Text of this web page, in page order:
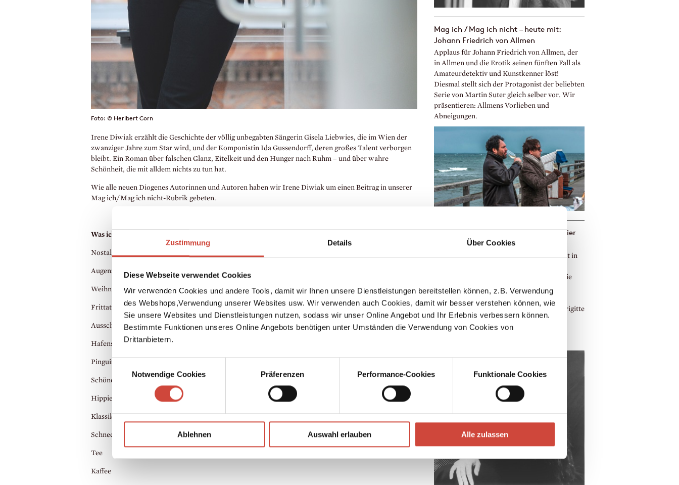
Zustimmung Details Über Cookies
Diese Webseite verwendet Cookies
Wir verwenden Cookies und andere Tools, damit wir Ihnen unsere Dienstleistungen bereitstellen können, z.B. Verwendung
des Webshops,Verwendung unserer Websites usw. Wir verwenden auch Cookies, damit wir besser verstehen können, wie
Sie unsere Websites und Dienstleistungen nutzen, sodass wir unser Online Angebot und Ihr Erlebnis verbessern können.
Bestimmte Funktionen unseres Online Angebots benötigen unter Umständen die Verwendung von Cookies von
Drittanbietern.
Einwilligungsauswahl
Notwendige Cookies
Präferenzen Performance-Cookies Funktionale Cookies
Ablehnen Auswahl erlauben Alle zulassen
Foto: © Heribert Corn
Irene Diwiak erzählt die Geschichte der völlig unbegabten Sängerin Gisela Liebwies, die im Wien der
zwanziger Jahre zum Star wird, und der Komponistin Ida Gussendorff, deren großes Talent verborgen
bleibt. Ein Roman über falschen Glanz, Eitelkeit und den Hunger nach Ruhm – und über wahre
Schönheit, die mit alldem nichts zu tun hat.
Wie alle neuen Diogenes Autorinnen und Autoren haben wir Irene Diwiak um einen Beitrag in unserer
Mag ich/Mag ich nicht-Rubrik gebeten.
Was ich mag:
Nostalgie
Augenzwinkern
Weihnachtslieder
Frittatensuppe
Ausschlafen
Hafenstädte
Pinguine
Schöne Männer (ganz besonders meinen)
Hippiemusik
Klassiker lesen
Schnee
Tee
Kaffee
Mag ich / Mag ich nicht – heute mit:
Johann Friedrich von Allmen
Applaus für Johann Friedrich von Allmen, der
in Allmen und die Erotik seinen fünften Fall als
Amateurdetektiv und Kunstkenner löst!
Diesmal stellt sich der Protagonist der beliebten
Serie von Martin Suter gleich selber vor. Wir
präsentieren: Allmens Vorlieben und
Abneigungen.
Amélie Nothomb – über die Liebe zweier
Schwestern
Jeder neue Roman von Amélie Nothomb ist in
jüngstes Werk Le Livre des sœurs erhielt sie
2023 den ›Prix Jean Monnet de littérature
Diogenes die deutsche Übersetzung von Brigitte
Große unter dem Titel Das Buch der
Schwestern. Der Roman erzählt die